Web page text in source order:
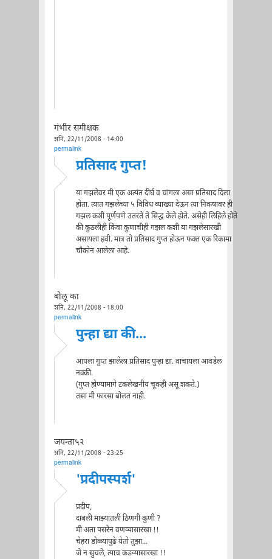
गंभीर समीक्षक
शनि, 22/11/2008 - 14:00
permalink
प्रतिसाद गुप्त!
या गझलेवर मी एक अत्यंत दीर्घ व चांगला असा प्रतिसाद दिला
होता. त्यात गझलेच्या ५ विविध व्याख्या देऊन त्या निकषांवर ही
गझल कशी पूर्णपणे उतरते ते सिद्ध केले होते. असेही लिहिले होते
की कुठलीही किंवा कुणाचीही गझल कशी या गझलेसारखी
असायला हवी. मात्र तो प्रतिसाद गुप्त होऊन फक्त एक रिकामा
चौकोन आलेला आहे.
बोलू का
शनि, 22/11/2008 - 18:00
permalink
पुन्हा द्या की...
आपला गुप्त झालेला प्रतिसाद पुन्हा द्या. वाचायला आवडेल
नक्की.
(गुप्त होण्यामागे टंकलेखनीय चूकही असू शकते.)
तसा मी फारसा बोलत नाही.
जयन्ता५२
शनि, 22/11/2008 - 23:25
permalink
'प्रदीपस्पर्श'
प्रदीप,
दाबली माझ्यातली ठिणगी कुणी ?
मी अता पसरेन वणव्यासारखा !!
चेहरा डोळ्यांपुढे येतो तुझा...
जे न सुचले, त्याच कडव्यासारखा !!